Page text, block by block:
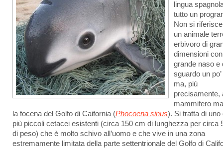
lingua
tutto un
Non si
un animale
erbivoro di
dimensioni
grande naso e
sguardo un
ma, più
precisamente,
mammifero
la focena del Golfo di Caifornia (Phocoena sinus). Si tratta di uno
più piccoli cetacei esistenti (circa 150 cm di lunghezza per circa
di peso) che è molto schivo all’uomo e che vive in una zona
estremamente limitata della parte settentrionale del Golfo di